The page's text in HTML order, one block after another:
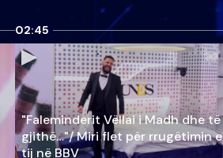
02:45
"Faleminderit Vëllai i Madh dhe të
gjithë…"/ Miri flet për rrugëtimin e
tij në BBV